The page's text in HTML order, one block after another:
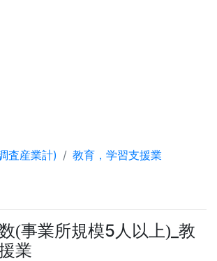
査産業計) 教育，学習支援業
(事業所規模5人以上) _教
業